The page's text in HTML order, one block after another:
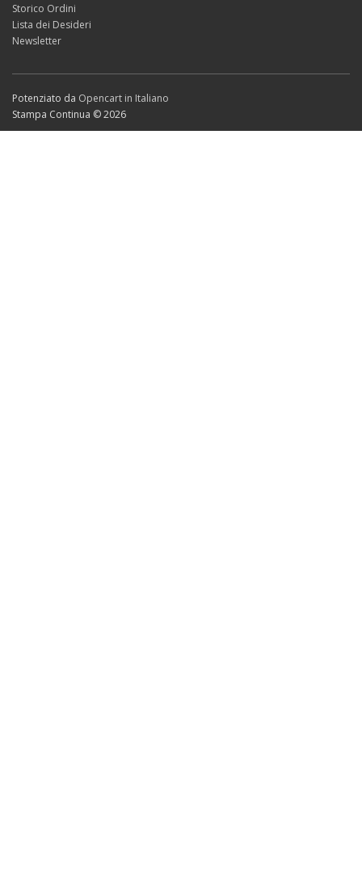
Storico Ordini
Lista dei Desideri
Newsletter
Potenziato da Opencart in Italiano
Stampa Continua © 2026